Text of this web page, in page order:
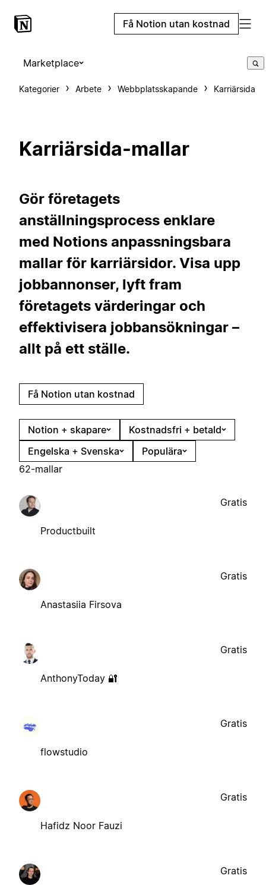
Få Notion utan kostnad
Marketplace
Kategorier Arbete Webbplatsskapande Karriärsida
Karriärsida-mallar
Gör företagets
anställningsprocess enklare
med Notions anpassningsbara
mallar för karriärsidor. Visa upp
jobbannonser, lyft fram
företagets värderingar och
effektivisera jobbansökningar –
allt på ett ställe.
Få Notion utan kostnad
Notion + skapare
Kostnadsfri + betald
Engelska + Svenska
Populära
62-mallar
Productbuilt
Gratis
Anastasiia Firsova
Gratis
AnthonyToday 🔐
Gratis
flowstudio
Gratis
Hafidz Noor Fauzi
Gratis
Gratis